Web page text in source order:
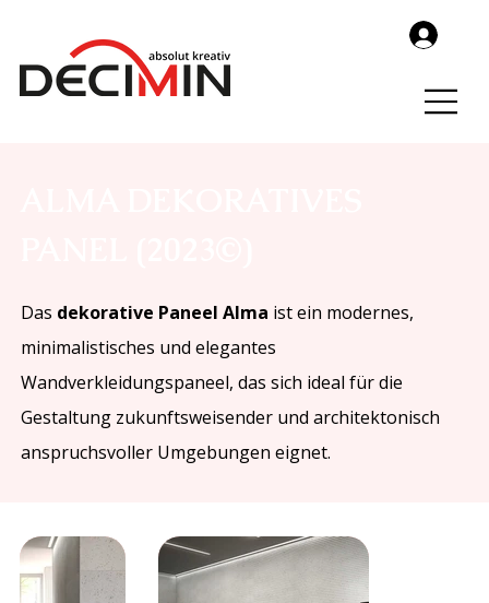
Das dekorative Paneel Alma ist ein modernes,
minimalistisches und elegantes
Wandverkleidungspaneel, das sich ideal für die
Gestaltung zukunftsweisender und architektonisch
anspruchsvoller Umgebungen eignet.